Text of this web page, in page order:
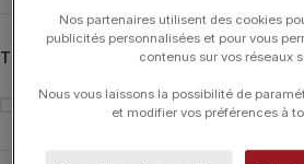
TYPOLOGIE
Bague
Nos partenaires utilisent des cookies
publicités personnalisées et pour vous
contenus sur vos réseaux
Nous vous laissons la possibilité de
et modifier vos préférences à